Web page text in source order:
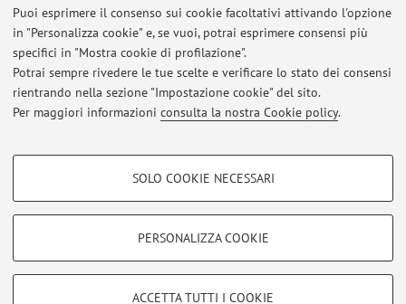
Puoi esprimere il consenso sui cookie facoltativi attivando l'opzione
in "Personalizza cookie" e, se vuoi, potrai esprimere consensi più
specifici in "Mostra cookie di profilazione".
Potrai sempre rivedere le tue scelte e verificare lo stato dei consensi
rientrando nella sezione "Impostazione cookie" del sito.
Per maggiori informazioni consulta la nostra Cookie policy.
COOKIE DI PROFILAZIONE - FACOLTATIVI
COOKIE TECNICI - NECESSARI
SOLO COOKIE NECESSARI
PERSONALIZZA COOKIE
ACCETTA TUTTI I COOKIE
Ultimi avvisi
Al momento non sono presenti avvisi.
Area riservata
Accedi tramiteloginper gestire tutti i contenuti del sito.
Zamboni, 33 - 40126 Bologna - Partita IVA: 01131710376